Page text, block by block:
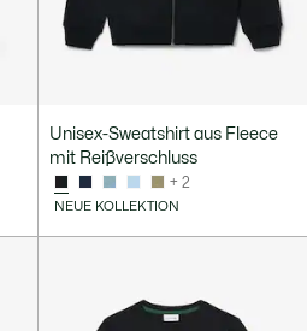
Unisex-Sweatshirt aus Fleece
mit Reißverschluss
+ 2
NEUE KOLLEKTION